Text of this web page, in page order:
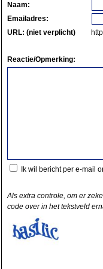
Naam:
Emailadres:
URL: (niet verplicht)
Reactie/Opmerking:
Ik wil bericht per e-mail
Als extra controle, om er
code over in het tekstveld